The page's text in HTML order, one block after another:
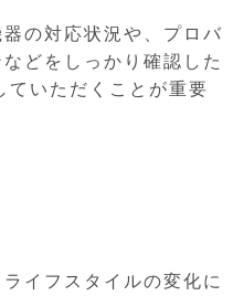
の対応状況や、プロバ
どをしっかり確認した
いただくことが重要
イフスタイルの変化に